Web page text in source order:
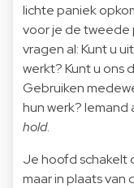
lichte paniek
voor je de tweede
vragen al: Kunt u
werkt? Kunt u ons
Gebruiken
hun werk?
hold.
Je hoofd schakelt
maar in plaats van